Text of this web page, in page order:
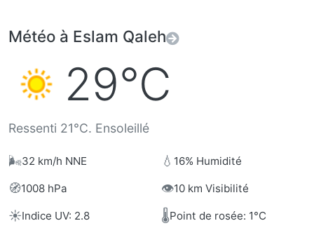
Météo à Eslam Qaleh
29°C
Ressenti 21°C. Ensoleillé
🌬️32 km/h NNE 💧 16% Humidité
🧭1008 hPa 👁️10 km Visibilité
☀️Indice UV: 2.8 🌡️Point de rosée: 1°C